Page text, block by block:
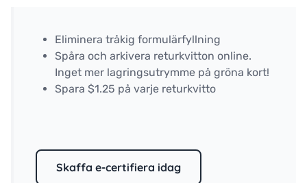
Eliminera tråkig formulärfyllning
Spåra och arkivera returkvitton online.
Inget mer lagringsutrymme på gröna kort!
Spara $1.25 på varje returkvitto
Skaffa e-certifiera idag